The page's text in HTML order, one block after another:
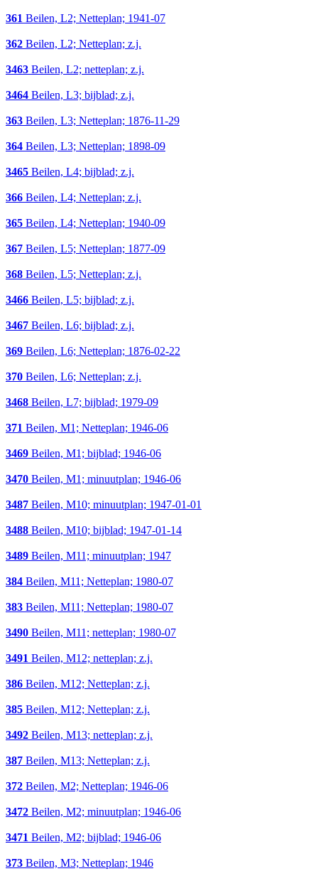
361 Beilen, L2; Netteplan; 1941-07
362 Beilen, L2; Netteplan; z.j.
3463 Beilen, L2; netteplan; z.j.
3464 Beilen, L3; bijblad; z.j.
363 Beilen, L3; Netteplan; 1876-11-29
364 Beilen, L3; Netteplan; 1898-09
3465 Beilen, L4; bijblad; z.j.
366 Beilen, L4; Netteplan; z.j.
365 Beilen, L4; Netteplan; 1940-09
367 Beilen, L5; Netteplan; 1877-09
368 Beilen, L5; Netteplan; z.j.
3466 Beilen, L5; bijblad; z.j.
3467 Beilen, L6; bijblad; z.j.
369 Beilen, L6; Netteplan; 1876-02-22
370 Beilen, L6; Netteplan; z.j.
3468 Beilen, L7; bijblad; 1979-09
371 Beilen, M1; Netteplan; 1946-06
3469 Beilen, M1; bijblad; 1946-06
3470 Beilen, M1; minuutplan; 1946-06
3487 Beilen, M10; minuutplan; 1947-01-01
3488 Beilen, M10; bijblad; 1947-01-14
3489 Beilen, M11; minuutplan; 1947
384 Beilen, M11; Netteplan; 1980-07
383 Beilen, M11; Netteplan; 1980-07
3490 Beilen, M11; netteplan; 1980-07
3491 Beilen, M12; netteplan; z.j.
386 Beilen, M12; Netteplan; z.j.
385 Beilen, M12; Netteplan; z.j.
3492 Beilen, M13; netteplan; z.j.
387 Beilen, M13; Netteplan; z.j.
372 Beilen, M2; Netteplan; 1946-06
3472 Beilen, M2; minuutplan; 1946-06
3471 Beilen, M2; bijblad; 1946-06
373 Beilen, M3; Netteplan; 1946